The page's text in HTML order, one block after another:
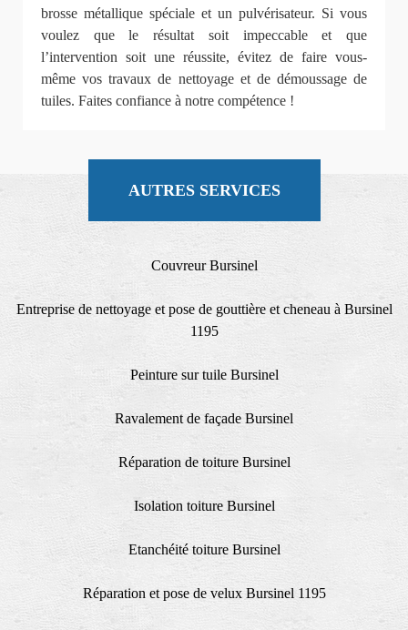
brosse métallique spéciale et un pulvérisateur. Si vous
voulez que le résultat soit impeccable et que
l’intervention soit une réussite, évitez de faire vous-
même vos travaux de nettoyage et de démoussage de
tuiles. Faites confiance à notre compétence !
AUTRES SERVICES
Couvreur Bursinel
Entreprise de nettoyage et pose de gouttière et cheneau à Bursinel
1195
Peinture sur tuile Bursinel
Ravalement de façade Bursinel
Réparation de toiture Bursinel
Isolation toiture Bursinel
Etanchéité toiture Bursinel
Réparation et pose de velux Bursinel 1195